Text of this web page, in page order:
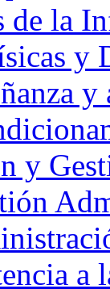
de la
y
y
a